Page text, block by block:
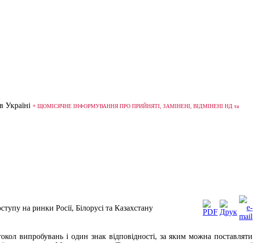
Україні + ЩОМІСЯЧНЕ ІНФОРМУВАННЯ ПРО ПРИЙНЯТІ, ЗАМІНЕНІ, ВІДМІНЕНІ НД та
на ринки Росії, Білорусі та Казахстану
випробувань і один знак відповідності, за яким можна поставляти